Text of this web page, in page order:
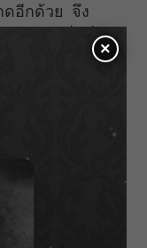
ดอีกด้วย จึง
องเท้า เพื่อที่
ชมพร้อมกัน
กชวนแฟนๆ
ชัดดาวน์ดาว
อง Youtube
นนะครับ
×